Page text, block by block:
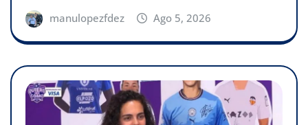
manulopezfdez Ago 5, 2026